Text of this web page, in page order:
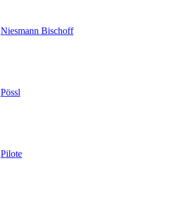
Niesmann Bischoff
Pössl
Pilote